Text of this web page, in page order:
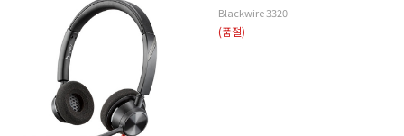
Blackwire 3320
(품절)